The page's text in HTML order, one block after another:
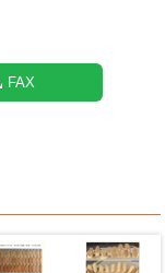
FAX